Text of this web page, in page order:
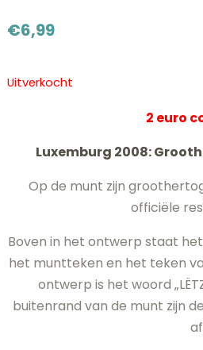
€6,99
Uitverkocht
2 euro
Luxemburg 2008:
Op de munt zijn
officiële
Boven in het ontwerp staat
het muntteken en het teken
ontwerp is het woord
buitenrand van de munt zijn